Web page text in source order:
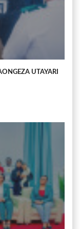
UTAYARI